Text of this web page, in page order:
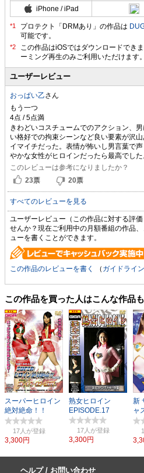
iPhone / iPad
プロテクト「DRMあり」の作品は
可能です。
ユーザーレビュー
おっぱい乙さん
もう一つ
きわどいコスチュームでのアクション、
い格好での拘束シーンなど良い要素が沢
イマイチだった。表情が怖いし男言葉で
やかな女性がヒロインだったら最高でした
このレビューは参考になりましたか？
23票 20票
すべてのレビューを見る
ユーザーレビュー（この作品に対する評
せんか？現在ご利用中の月額番組の作品
ューを書くことができます。
この作品のレビューを書く （ ガイドライン
この作品を買った人はこんな作品
スーパーヒロイン
絶対絶命！！
Vol.23
17人
3,300円
熟女ヒロイン
EPISODE.17
17人
3,300円
新
ャ
イ
ヘルプ / お問い合わせ